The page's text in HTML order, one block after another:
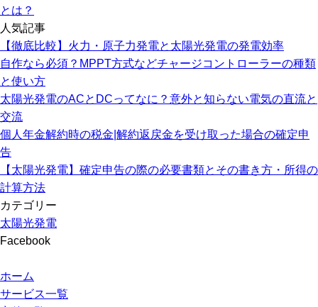
とは？
人気記事
【徹底比較】火力・原子力発電と太陽光発電の発電効率
自作なら必須？MPPT方式などチャージコントローラーの種類
と使い方
太陽光発電のACとDCってなに？意外と知らない電気の直流と
交流
個人年金解約時の税金|解約返戻金を受け取った場合の確定申
告
【太陽光発電】確定申告の際の必要書類とその書き方・所得の
計算方法
カテゴリー
太陽光発電
Facebook
ホーム
サービス一覧